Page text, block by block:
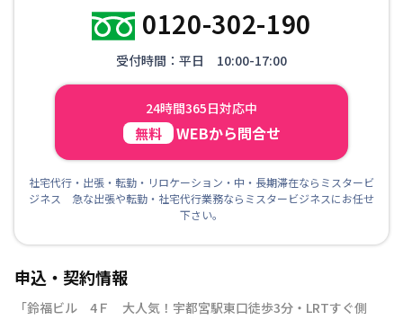
0120-302-190
受付時間：平日 10:00-17:00
24時間365日対応中
無料 WEBから問合せ
社宅代行・出張・転勤・リロケーション・中・長期滞在ならミスタービ
ジネス 急な出張や転勤・社宅代行業務ならミスタービジネスにお任せ
下さい。
申込・契約情報
「鈴福ビル 4Ｆ 大人気！宇都宮駅東口徒歩3分・LRTすぐ側